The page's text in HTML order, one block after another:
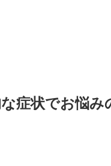
症状でお悩み